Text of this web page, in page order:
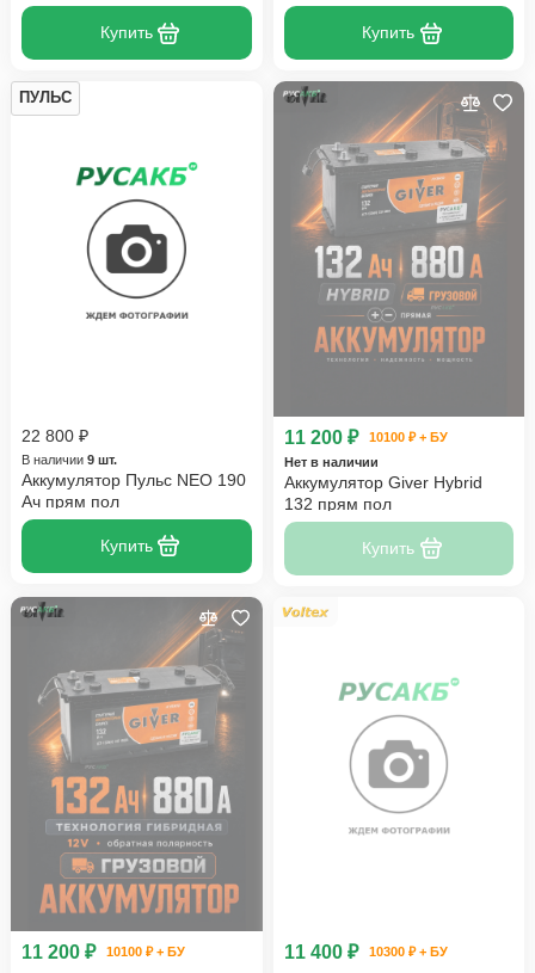
Купить Купить
ПУЛЬС
22 800 ₽
В наличии 9 шт.
Аккумулятор Пульс NEO 190
Ач прям пол
Купить
11 200 ₽
10100 ₽ + БУ
Нет в наличии
Аккумулятор Giver Hybrid
132 прям пол
Купить
11 200 ₽
10100 ₽ + БУ
11 400 ₽
10300 ₽ + БУ